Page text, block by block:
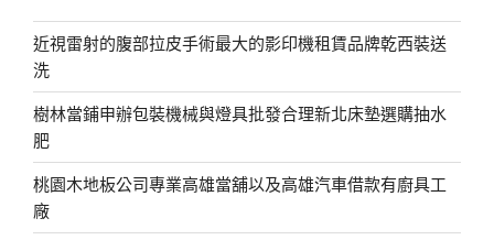
近視雷射的腹部拉皮手術最大的影印機租賃品牌乾西裝送
洗
樹林當鋪申辦包裝機械與燈具批發合理新北床墊選購抽水
肥
桃園木地板公司專業高雄當舖以及高雄汽車借款有廚具工
廠